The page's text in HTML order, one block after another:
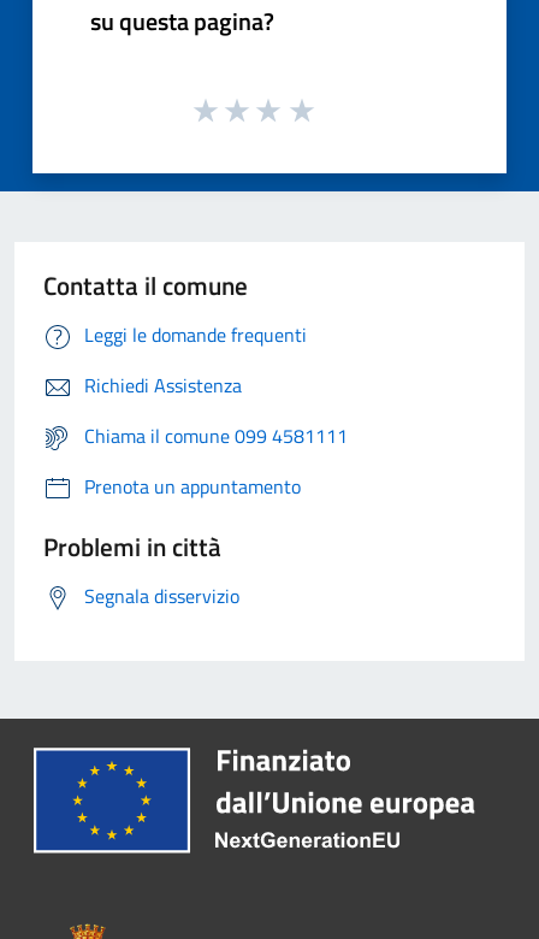
su questa pagina?
Contatta il comune
Leggi le domande frequenti
Richiedi Assistenza
Chiama il comune 099 4581111
Prenota un appuntamento
Problemi in città
Segnala disservizio